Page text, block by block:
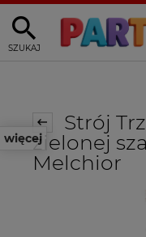
SZUKAJ
więcej
Strój
zielonej
Melchior